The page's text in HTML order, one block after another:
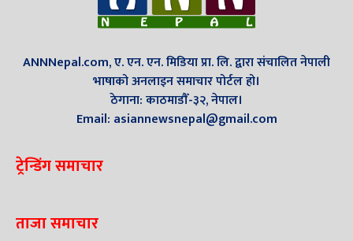
ANNNepal.com, ए. एन. एन. मिडिया प्रा. लि. द्वारा संचालित नेपाली
भाषाको अनलाइन समाचार पोर्टल हो।
ठेगाना: काठमाडौँ-३२, नेपाल।
Email: asiannewsnepal@gmail.com
ट्रेन्डिंग समाचार
ताजा समाचार